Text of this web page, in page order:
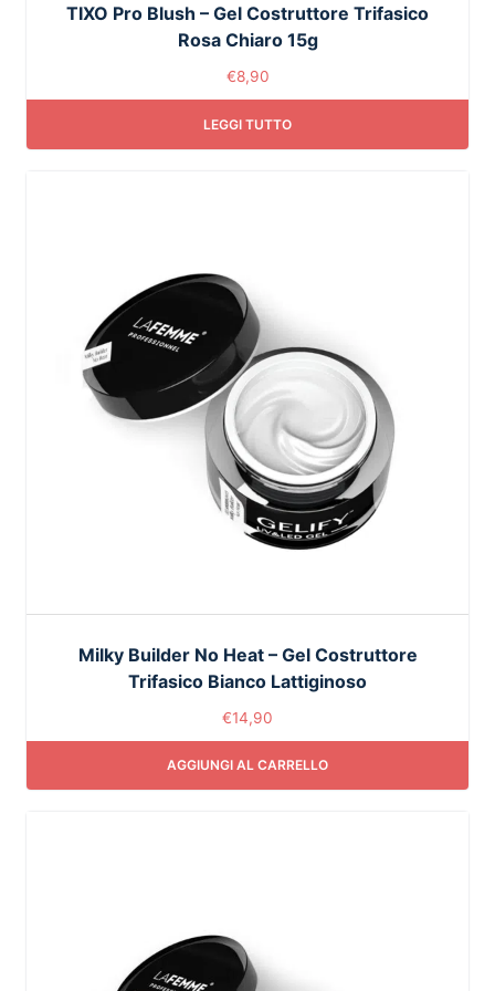
TIXO Pro Blush – Gel Costruttore Trifasico
Rosa Chiaro 15g
€8,90
LEGGI TUTTO
Milky Builder No Heat – Gel Costruttore
Trifasico Bianco Lattiginoso
€14,90
AGGIUNGI AL CARRELLO